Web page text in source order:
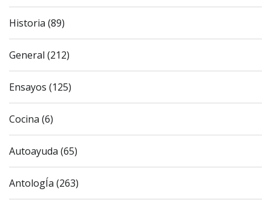
Historia (89)
General (212)
Ensayos (125)
Cocina (6)
Autoayuda (65)
AntologÍa (263)